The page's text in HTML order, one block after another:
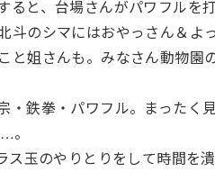
ると、台場さんがパワフルを
斗のシマにはおやっさん＆よ
と姐さんも。みなさん動物園
・鉄拳・パワフル。まったく
。
ス玉のやりとりをして時間を潰